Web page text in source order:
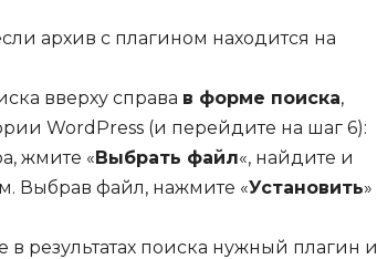
архив с плагином находится на
вверху справа в форме поиска,
WordPress (и перейдите на шаг 6):
жмите «Выбрать файл«, найдите и
Выбрав файл, нажмите «Установить»
результатах поиска нужный плагин и